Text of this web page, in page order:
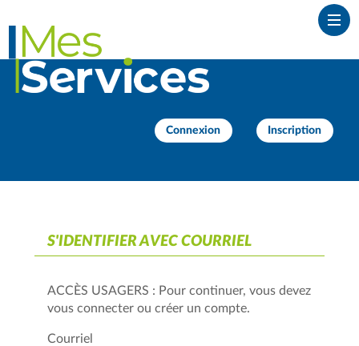
Connexion Inscription
S'IDENTIFIER AVEC COURRIEL
ACCÈS USAGERS : Pour continuer, vous devez
vous connecter ou créer un compte.
Courriel